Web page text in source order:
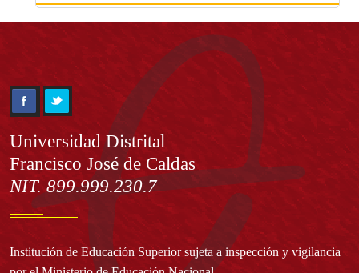
Información
Universidad Distrital
Francisco José de Caldas
NIT. 899.999.230.7
Institución de Educación Superior sujeta a inspección y vigilancia